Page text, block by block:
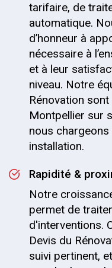
tarifaire, de
automatique.
d’honneur à
nécessaire à
et à leur
niveau. Notre
Rénovation
Montpellier sur
nous
installation.
Rapidité &
Notre
permet de
d'interventions.
Devis du
suivi pertinent,